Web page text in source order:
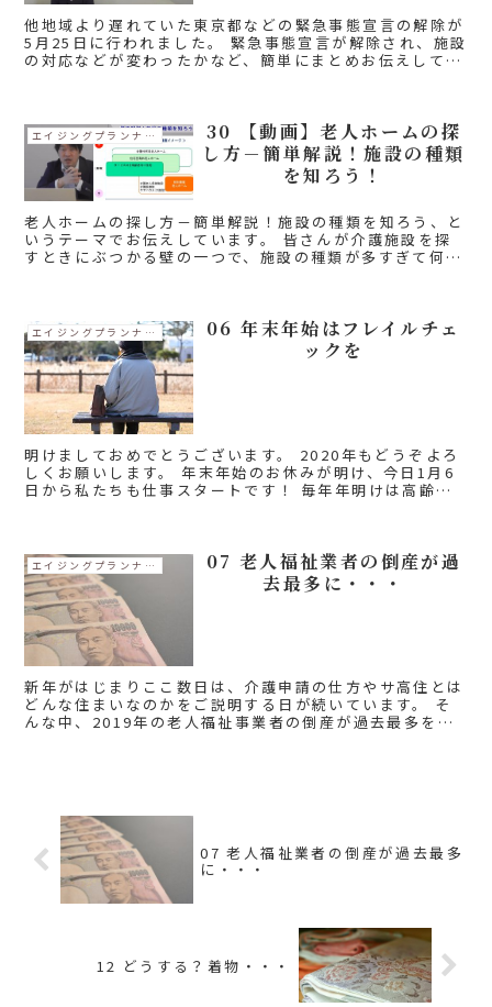
他地域より遅れていた東京都などの緊急事態宣言の解除が
5月25日に行われました。 緊急事態宣言が解除され、施設
の対応などが変わったかなど、簡単にまとめお伝えしてい
エイジングプランナーコラム
30 【動画】老人ホームの探
し方－簡単解説！施設の種類
を知ろう！
老人ホームの探し方－簡単解説！施設の種類を知ろう、と
いうテーマでお伝えしています。 皆さんが介護施設を探
すときにぶつかる壁の一つで、施設の種類が多すぎて何が
エイジングプランナーコラム
06 年末年始はフレイルチェ
ックを
明けましておめでとうございます。 2020年もどうぞよろ
しくお願いします。 年末年始のお休みが明け、今日1月6
日から私たちも仕事スタートです！ 毎年年明けは高齢の
エイジングプランナーコラム
07 老人福祉業者の倒産が過
去最多に・・・
新年がはじまりここ数日は、介護申請の仕方やサ高住とは
どんな住まいなのかをご説明する日が続いています。 そ
んな中、2019年の老人福祉事業者の倒産が過去最多を記
07 老人福祉業者の倒産が過去最多
に・・・
12 どうする？着物・・・